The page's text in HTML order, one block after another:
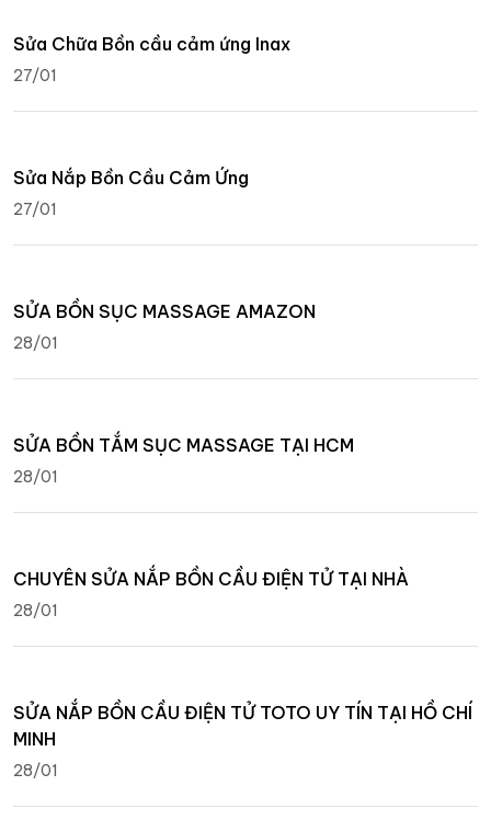
Sửa Chữa Bồn cầu cảm ứng Inax
27/01
Sửa Nắp Bồn Cầu Cảm Ứng
27/01
SỬA BỒN SỤC MASSAGE AMAZON
28/01
SỬA BỒN TẮM SỤC MASSAGE TẠI HCM
28/01
CHUYÊN SỬA NẮP BỒN CẦU ĐIỆN TỬ TẠI NHÀ
28/01
SỬA NẮP BỒN CẦU ĐIỆN TỬ TOTO UY TÍN TẠI HỒ CHÍ
MINH
28/01